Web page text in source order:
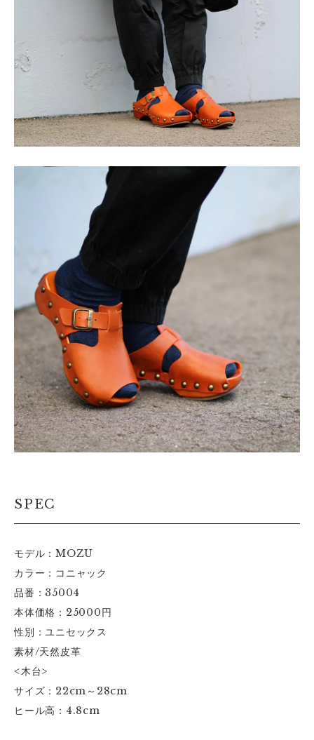
SPEC
モデル：MOZU
カラー：コニャック
品番：35004
本体価格：25000円
性別：ユニセックス
素材/天然皮革
<木台>
サイズ：22cm～28cm
ヒール高：4.8cm